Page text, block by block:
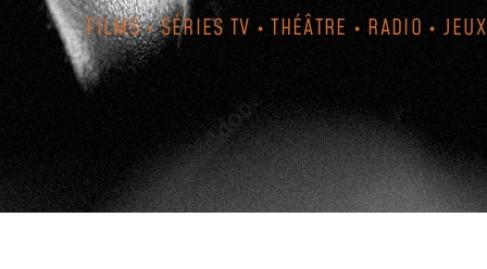
FILMS • SÉRIES TV • THÉÂTRE • RADIO • JEUX